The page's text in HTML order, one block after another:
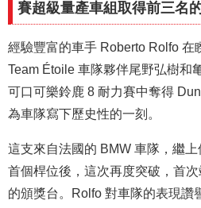
賽超級量產車組取得前三名
經驗豐富的車手 Roberto Rolfo 在
Team Étoile 車隊夥伴尾野弘樹和
可口可樂鈴鹿 8 耐力賽中奪得
為車隊寫下歷史性的一刻。
這支來自法國的 BMW 車隊，繼
首個桿位後，這次再度突破，首
的頒獎台。Rolfo 對車隊的表現讚